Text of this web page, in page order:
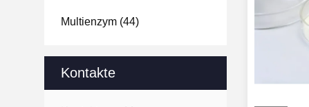
Multienzym (44)
Kontakte